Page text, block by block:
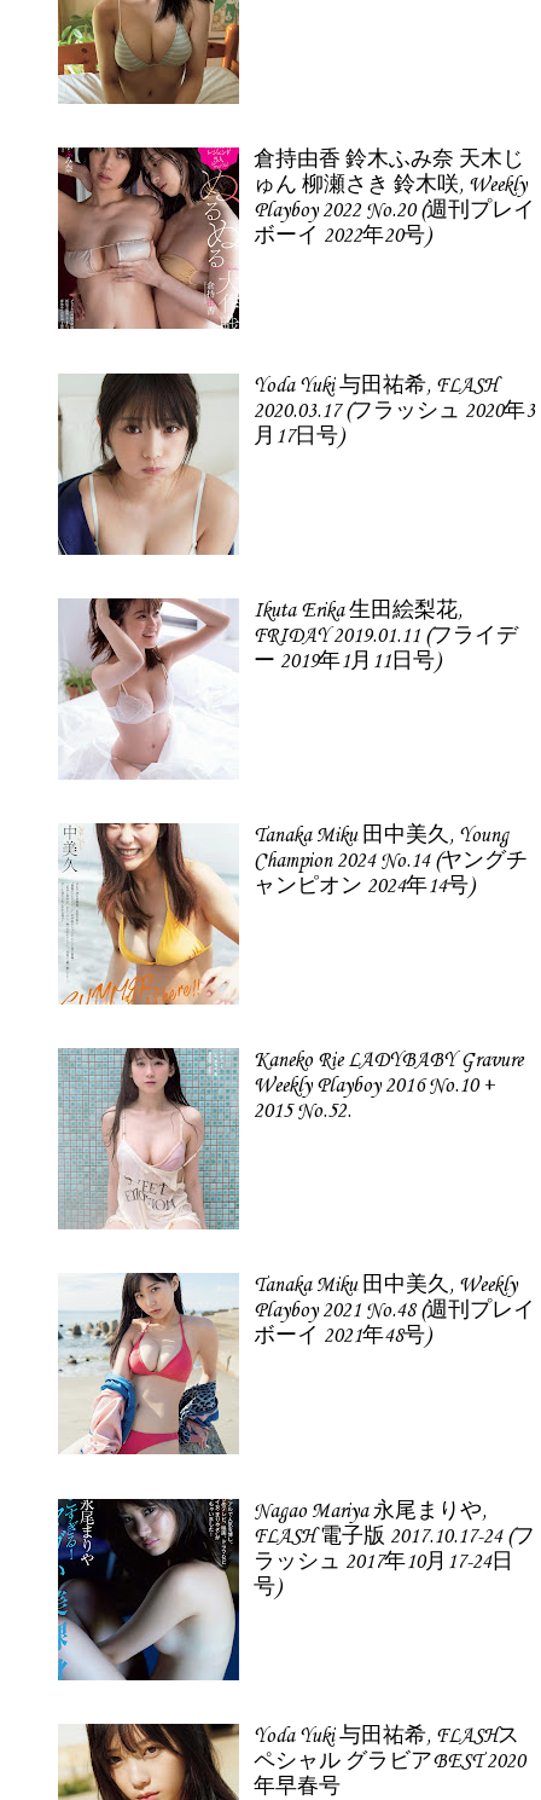
倉持由香 鈴木ふみ奈 天木じ
ゅん 柳瀬さき 鈴木咲, Weekly
Playboy 2022 No.20 (週刊プレイ
ボーイ 2022年20号)
Yoda Yuki 与田祐希, FLASH
2020.03.17 (フラッシュ 2020年3
月17日号)
Ikuta Erika 生田絵梨花,
FRIDAY 2019.01.11 (フライデ
ー 2019年1月11日号)
Tanaka Miku 田中美久, Young
Champion 2024 No.14 (ヤングチ
ャンピオン 2024年14号)
Kaneko Rie LADYBABY Gravure
Weekly Playboy 2016 No.10 +
2015 No.52.
Tanaka Miku 田中美久, Weekly
Playboy 2021 No.48 (週刊プレイ
ボーイ 2021年48号)
Nagao Mariya 永尾まりや,
FLASH 電子版 2017.10.17-24 (フ
ラッシュ 2017年10月17-24日
号)
Yoda Yuki 与田祐希, FLASHス
ペシャル グラビアBEST 2020
年早春号